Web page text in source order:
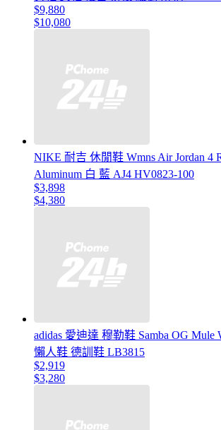
$9,880
$10,080
NIKE 耐吉 休閒鞋 Wmns Air Jordan 4
Aluminum 白 藍 AJ4 HV0823-100
$3,898
$4,380
adidas 愛迪達 穆勒鞋 Samba OG
懶人鞋 德訓鞋 LB3815
$2,919
$3,280